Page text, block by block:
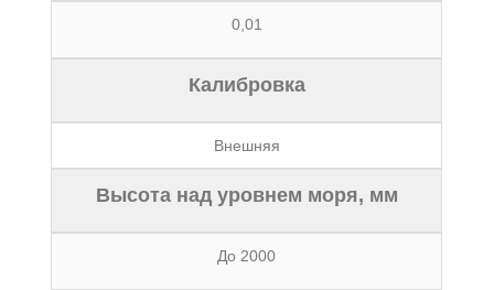
0,01
Калибровка
Внешняя
Высота над уровнем моря, мм
До 2000